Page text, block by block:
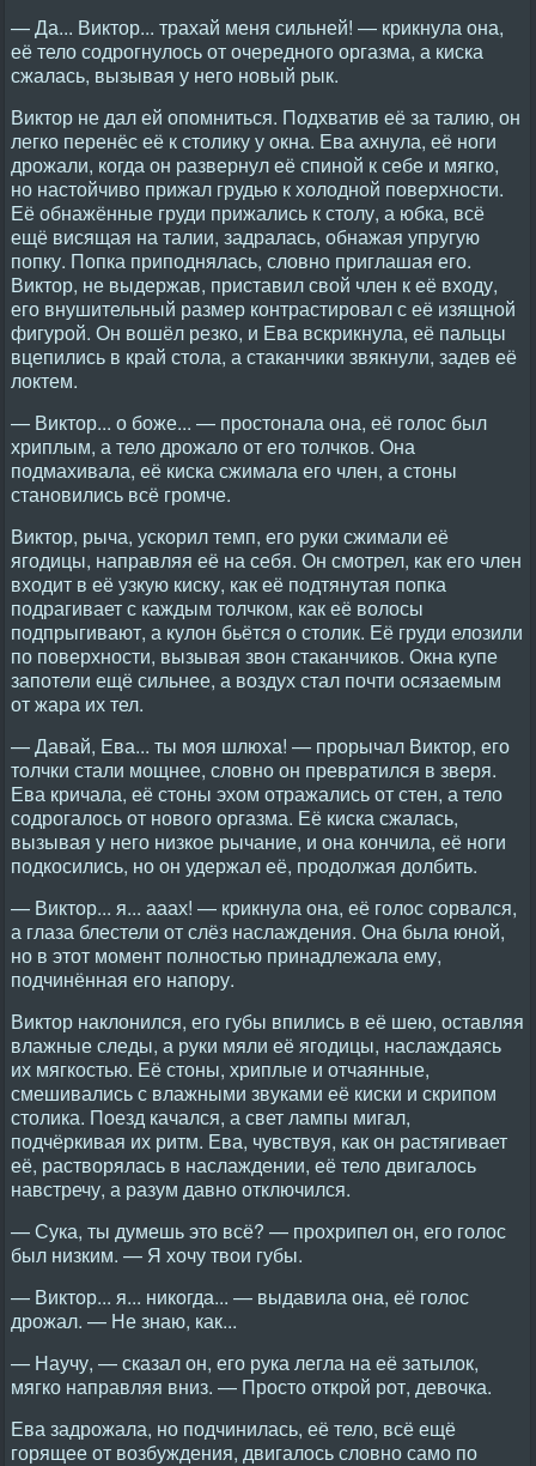
— Да... Виктор... трахай меня сильней! — крикнула она,
её тело содрогнулось от очередного оргазма, а киска
сжалась, вызывая у него новый рык.
Виктор не дал ей опомниться. Подхватив её за талию, он
легко перенёс её к столику у окна. Ева ахнула, её ноги
дрожали, когда он развернул её спиной к себе и мягко,
но настойчиво прижал грудью к холодной поверхности.
Её обнажённые груди прижались к столу, а юбка, всё
ещё висящая на талии, задралась, обнажая упругую
попку. Попка приподнялась, словно приглашая его.
Виктор, не выдержав, приставил свой член к её входу,
его внушительный размер контрастировал с её изящной
фигурой. Он вошёл резко, и Ева вскрикнула, её пальцы
вцепились в край стола, а стаканчики звякнули, задев её
локтем.
— Виктор... о боже... — простонала она, её голос был
хриплым, а тело дрожало от его толчков. Она
подмахивала, её киска сжимала его член, а стоны
становились всё громче.
Виктор, рыча, ускорил темп, его руки сжимали её
ягодицы, направляя её на себя. Он смотрел, как его член
входит в её узкую киску, как её подтянутая попка
подрагивает с каждым толчком, как её волосы
подпрыгивают, а кулон бьётся о столик. Её груди елозили
по поверхности, вызывая звон стаканчиков. Окна купе
запотели ещё сильнее, а воздух стал почти осязаемым
от жара их тел.
— Давай, Ева... ты моя шлюха! — прорычал Виктор, его
толчки стали мощнее, словно он превратился в зверя.
Ева кричала, её стоны эхом отражались от стен, а тело
содрогалось от нового оргазма. Её киска сжалась,
вызывая у него низкое рычание, и она кончила, её ноги
подкосились, но он удержал её, продолжая долбить.
— Виктор... я... ааах! — крикнула она, её голос сорвался,
а глаза блестели от слёз наслаждения. Она была юной,
но в этот момент полностью принадлежала ему,
подчинённая его напору.
Виктор наклонился, его губы впились в её шею, оставляя
влажные следы, а руки мяли её ягодицы, наслаждаясь
их мягкостью. Её стоны, хриплые и отчаянные,
смешивались с влажными звуками её киски и скрипом
столика. Поезд качался, а свет лампы мигал,
подчёркивая их ритм. Ева, чувствуя, как он растягивает
её, растворялась в наслаждении, её тело двигалось
навстречу, а разум давно отключился.
— Сука, ты думешь это всё? — прохрипел он, его голос
был низким. — Я хочу твои губы.
— Виктор... я... никогда... — выдавила она, её голос
дрожал. — Не знаю, как...
— Научу, — сказал он, его рука легла на её затылок,
мягко направляя вниз. — Просто открой рот, девочка.
Ева задрожала, но подчинилась, её тело, всё ещё
горящее от возбуждения, двигалось словно само по